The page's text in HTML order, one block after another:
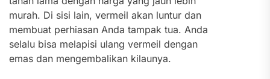
murah. Di sisi lain, vermeil akan luntur dan
membuat perhiasan Anda tampak tua. Anda
selalu bisa melapisi ulang vermeil dengan
emas dan mengembalikan kilaunya.